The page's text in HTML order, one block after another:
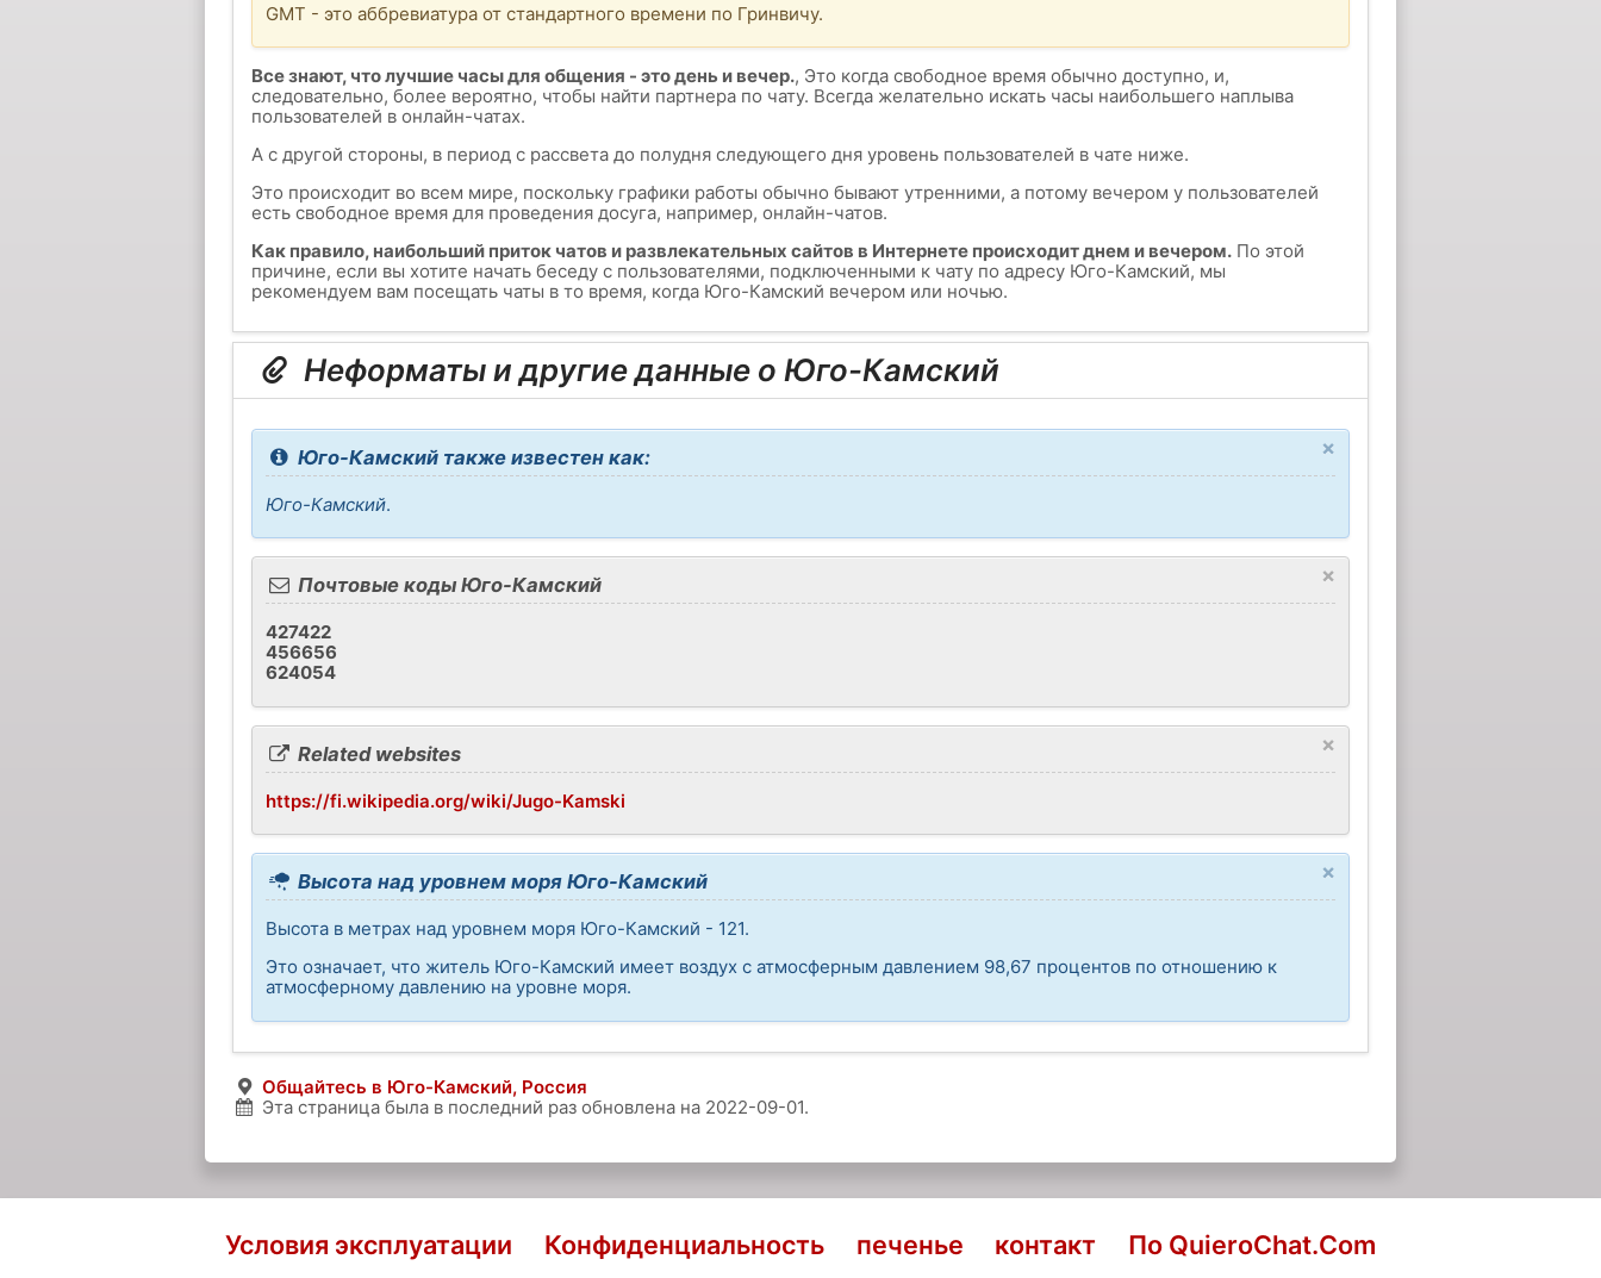
GMT - это аббревиатура от стандартного времени по Гринвичу.
Все знают, что лучшие часы для общения - это день и вечер., Это когда свободное время обычно доступно, и,
следовательно, более вероятно, чтобы найти партнера по чату. Всегда желательно искать часы наибольшего наплыва
пользователей в онлайн-чатах.
А с другой стороны, в период с рассвета до полудня следующего дня уровень пользователей в чате ниже.
Это происходит во всем мире, поскольку графики работы обычно бывают утренними, а потому вечером у пользователей
есть свободное время для проведения досуга, например, онлайн-чатов.
Как правило, наибольший приток чатов и развлекательных сайтов в Интернете происходит днем и вечером.По этой
причине, если вы хотите начать беседу с пользователями, подключенными к чату по адресу Юго-Камский, мы
рекомендуем вам посещать чаты в то время, когда Юго-Камский вечером или ночью.
Неформаты и другие данные о Юго-Камский
×
Юго-Камский также известен как:
Юго-Камский.
×
Почтовые коды Юго-Камский
427422
456656
624054
×
Related websites
https://fi.wikipedia.org/wiki/Jugo-Kamski
×
Высота над уровнем моря Юго-Камский
Высота в метрах над уровнем моря Юго-Камский - 121.
Это означает, что житель Юго-Камский имеет воздух с атмосферным давлением 98,67 процентов по отношению к
атмосферному давлению на уровне моря.
Общайтесь в Юго-Камский, Россия
Эта страница была в последний раз обновлена на 2022-09-01.
Условия эксплуатации Конфиденциальность печенье контакт По QuieroChat.Com